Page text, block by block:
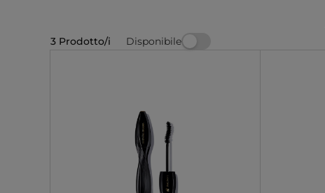
3 Prodotto/i Disponibile